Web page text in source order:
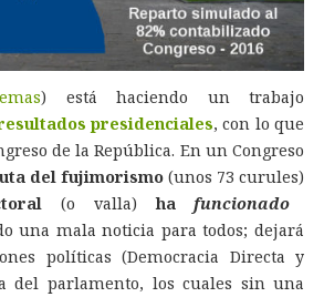
) está haciendo un trabajo
presidenciales, con lo que
de la República. En un Congreso
del fujimorismo (unos 73 curules)
(o valla)ha funcionado
una mala noticia para todos; dejará
políticas (Democracia Directa y
del parlamento, los cuales sin una